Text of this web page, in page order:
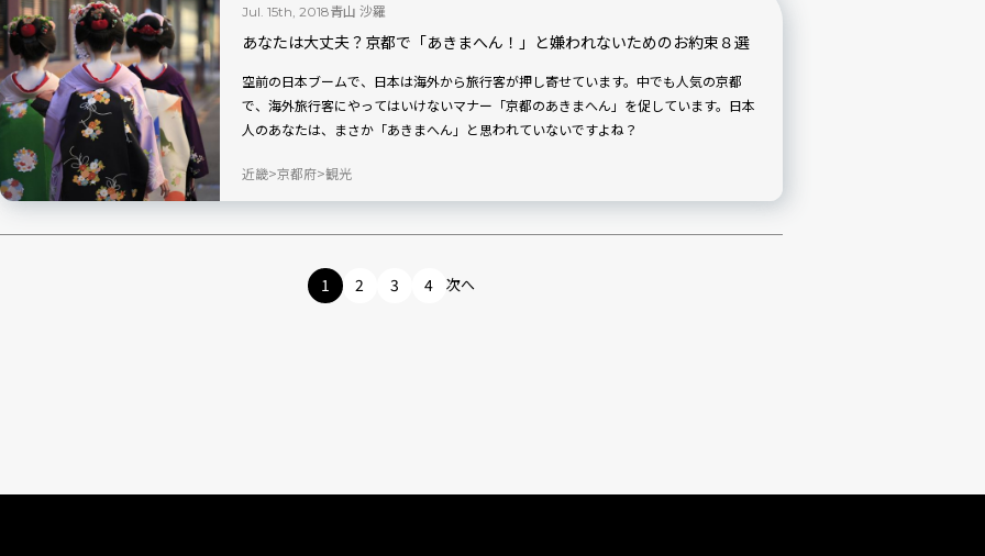
Jul. 15th, 2018青山 沙羅
あなたは大丈夫？京都で「あきまへん！」と嫌われないためのお約束８選
空前の日本ブームで、日本は海外から旅行客が押し寄せています。中でも人気の京都
で、海外旅行客にやってはいけないマナー「京都のあきまへん」を促しています。日本
人のあなたは、まさか「あきまへん」と思われていないですよね？
近畿 京都府 観光
1 2 3 4 次へ